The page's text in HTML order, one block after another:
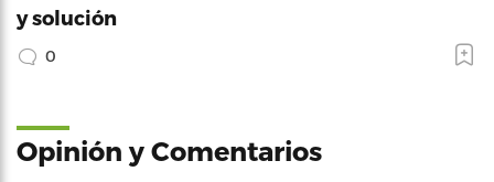
y solución
0
Opinión y Comentarios